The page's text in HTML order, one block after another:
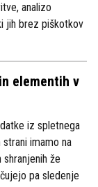
analizo
jih brez piškotkov
elementih v
iz spletnega
imamo na
shranjenih že
pa sledenje